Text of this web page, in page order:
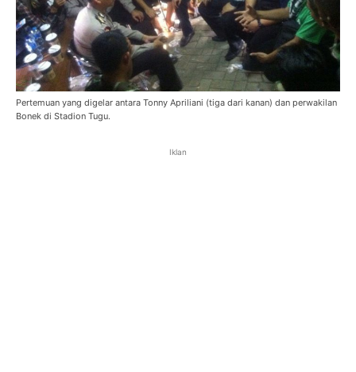
Pertemuan yang digelar antara Tonny Apriliani (tiga dari kanan) dan perwakilan
Bonek di Stadion Tugu.
Iklan